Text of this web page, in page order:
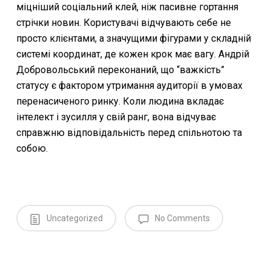
міцніший соціальний клей, ніж пасивне гортання
стрічки новин. Користувачі відчувають себе не
просто клієнтами, а значущими фігурами у складній
системі координат, де кожен крок має вагу. Андрій
Добровольський переконаний, що “важкість”
статусу є фактором утримання аудиторії в умовах
перенасиченого ринку. Коли людина вкладає
інтелект і зусилля у свій ранг, вона відчуває
справжню відповідальність перед спільнотою та
собою.
Uncategorized No Comments